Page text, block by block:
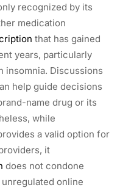
recognized by its
medication
that has gained
years, particularly
insomnia. Discussions
help guide decisions
name drug or its
while
a valid option for
it
does not condone
online